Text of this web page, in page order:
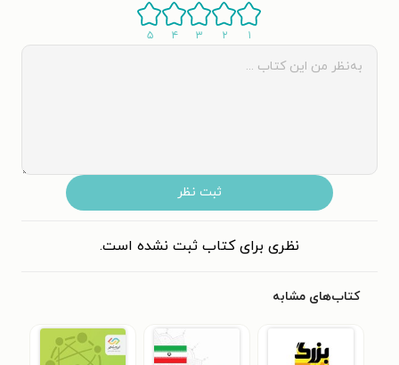
۱ ۲ ۳ ۴ ۵
ثبت نظر
نظری برای کتاب ثبت نشده است.
کتاب‌های مشابه